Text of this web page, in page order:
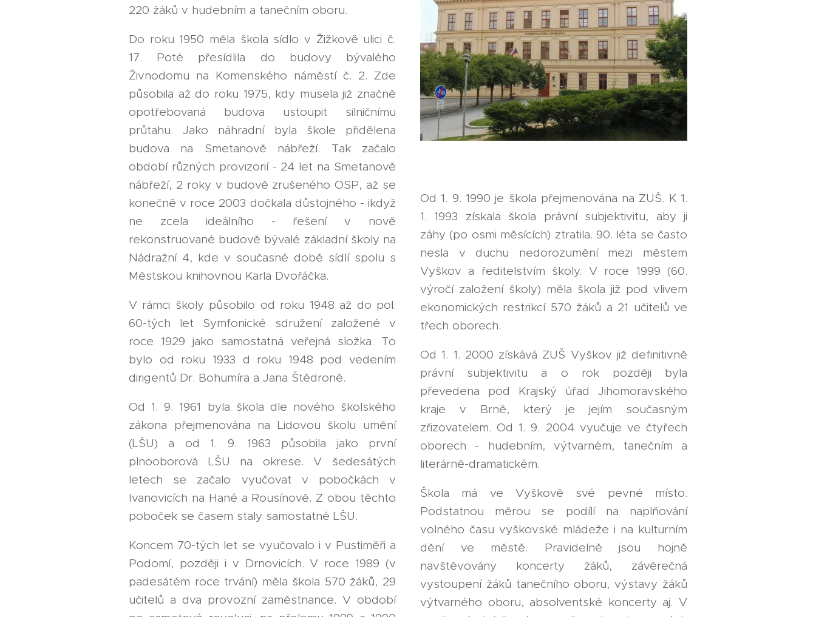
220 žáků v hudebním a tanečním oboru.
Do roku 1950 měla škola sídlo v Žižkově ulici č.
17. Poté přesídlila do budovy bývalého
Živnodomu na Komenského náměstí č. 2. Zde
působila až do roku 1975, kdy musela již značně
opotřebovaná budova ustoupit silničnímu
průtahu. Jako náhradní byla škole přidělena
budova na Smetanově nábřeží. Tak začalo
období různých provizorií - 24 let na Smetanově
nábřeží, 2 roky v budově zrušeného OSP, až se
konečně v roce 2003 dočkala důstojného - ikdyž
ne zcela ideálního - řešení v nově
rekonstruované budově bývalé základní školy na
Nádražní 4, kde v současné době sídlí spolu s
Městskou knihovnou Karla Dvořáčka.
V rámci školy působilo od roku 1948 až do pol.
60-tých let Symfonické sdružení založené v
roce 1929 jako samostatná veřejná složka. To
bylo od roku 1933 d roku 1948 pod vedením
dirigentů Dr. Bohumíra a Jana Štědroně.
Od 1. 9. 1961 byla škola dle nového školského
zákona přejmenována na Lidovou školu umění
(LŠU) a od 1. 9. 1963 působila jako první
plnooborová LŠU na okrese. V šedesátých
letech se začalo vyučovat v pobočkách v
Ivanovicích na Hané a Rousínově. Z obou těchto
poboček se časem staly samostatné LŠU.
Koncem 70-tých let se vyučovalo i v Pustiměři a
Podomí, později i v Drnovicích. V roce 1989 (v
padesátém roce trvání) měla škola 570 žáků, 29
učitelů a dva provozní zaměstnance. V období
Od 1. 9. 1990 je škola přejmenována na ZUŠ. K 1.
1. 1993 získala škola právní subjektivitu, aby ji
záhy (po osmi měsících) ztratila. 90. léta se často
nesla v duchu nedorozumění mezi městem
Vyškov a ředitelstvím školy. V roce 1999 (60.
výročí založení školy) měla škola již pod vlivem
ekonomických restrikcí 570 žáků a 21 učitelů ve
třech oborech.
Od 1. 1. 2000 získává ZUŠ Vyškov již definitivně
právní subjektivitu a o rok později byla
převedena pod Krajský úřad Jihomoravského
kraje v Brně, který je jejím současným
zřizovatelem. Od 1. 9. 2004 vyučuje ve čtyřech
oborech - hudebním, výtvarném, tanečním a
literárně-dramatickém.
Škola má ve Vyškově své pevné místo.
Podstatnou měrou se podílí na naplňování
volného času vyškovské mládeže i na kulturním
dění ve městě. Pravidelně jsou hojně
navštěvovány koncerty žáků, závěrečná
vystoupení žáků tanečního oboru, výstavy žáků
výtvarného oboru, absolventské koncerty aj. V